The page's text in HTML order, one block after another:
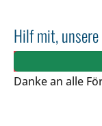
Hilf mit,
Danke an alle